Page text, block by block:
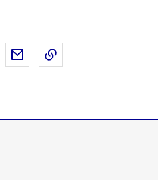
sur X
Partager sur LinkedIn
Partager par email